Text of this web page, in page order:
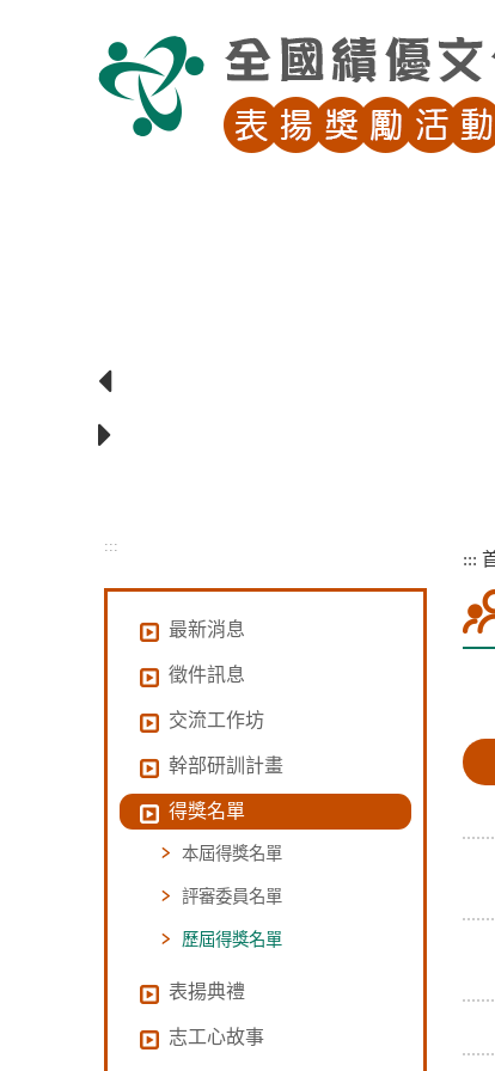
:::
最新消息
徵件訊息
交流工作坊
幹部研訓計畫
得獎名單
本屆得獎名單
評審委員名單
歷屆得獎名單
表揚典禮
志工心故事
:::